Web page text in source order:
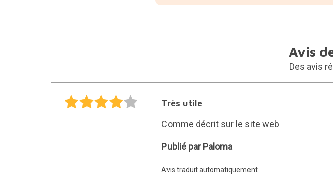
Avis
Des avis
Très utile
Comme décrit sur le site web
Paloma
Publié par Paloma
Avis traduit automatiquement